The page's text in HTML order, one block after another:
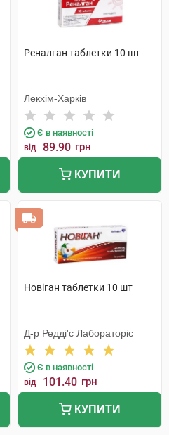
Реналган таблетки 10 шт
Лекхім-Харків
Є в наявності
від 89.90 грн
КУПИТИ
Новіган таблетки 10 шт
Д-р Редді'с Лабораторіс
Є в наявності
від 101.40 грн
КУПИТИ